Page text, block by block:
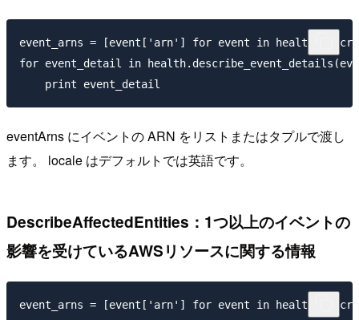
event_arns = [event['arn'] for event in
for event_detail in
eventArns にイベントの ARN をリストまたはタプルで渡し
ます。 locale はデフォルトでは英語です。
DescribeAffectedEntities：1つ以上のイベントの
影響を受けているAWSリソースに関する情報
event_arns = [event['arn'] for event in